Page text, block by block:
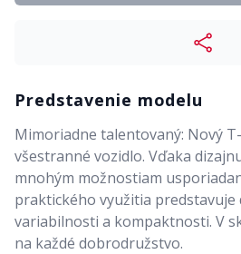
Predstavenie modelu
Mimoriadne talentovaný: Nový
všestranné vozidlo. Vďaka
mnohým možnostiam
praktického využitia predstavuje
variabilnosti a kompaktnosti. V
na každé dobrodružstvo.